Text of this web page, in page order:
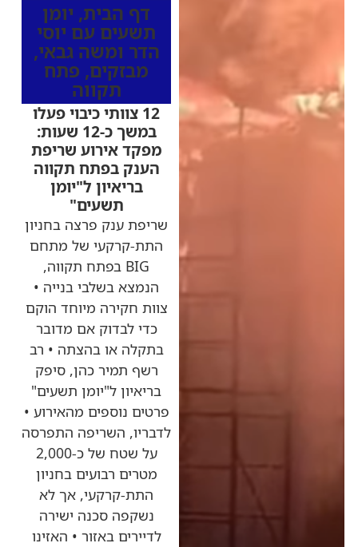
דף הבית, יומן
תשעים עם יוסי
הדר ומשה גבאי,
מבזקים, פתח
תקווה
12 צוותי כיבוי פעלו
במשך כ-12 שעות:
מפקד אירוע שריפת
הענק בפתח תקווה
בריאיון ל"יומן
תשעים"
שריפת ענק פרצה בחניון
התת-קרקעי של מתחם
BIG בפתח תקווה,
הנמצא בשלבי בנייה •
צוות חקירה מיוחד הוקם
כדי לבדוק אם מדובר
בתקלה או בהצתה • רב
רשף תמיר כהן, סיפק
בריאיון ל"יומן תשעים"
פרטים נוספים מהאירוע •
לדבריו, השריפה התפרסה
על שטח של כ-2,000
מטרים רבועים בחניון
התת-קרקעי, אך לא
נשקפה סכנה ישירה
לדיירים באזור • האזינו